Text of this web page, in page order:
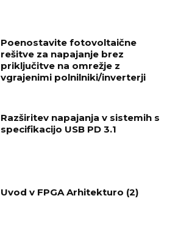
Poenostavite fotovoltaične
rešitve za napajanje brez
priključitve na omrežje z
vgrajenimi polnilniki/inverterji
Razširitev napajanja v sistemih s
specifikacijo USB PD 3.1
Uvod v FPGA Arhitekturo (2)